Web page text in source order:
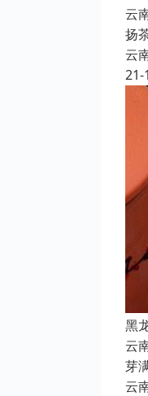
云
扬
云
21-
黑
云
芽
云